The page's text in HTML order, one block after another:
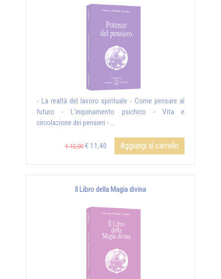
- La realtà del lavoro spirituale - Come pensare al
futuro - L’inquinamento psichico - Vita e
circolazione dei pensieri - ...
€ 12,00 € 11,40 Aggiungi al carrello
Il Libro della Magia divina